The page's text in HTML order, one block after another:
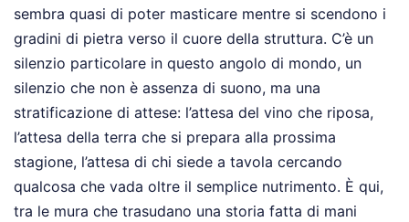
sembra quasi di poter masticare mentre si scendono i
gradini di pietra verso il cuore della struttura. C’è un
silenzio particolare in questo angolo di mondo, un
silenzio che non è assenza di suono, ma una
stratificazione di attese: l’attesa del vino che riposa,
l’attesa della terra che si prepara alla prossima
stagione, l’attesa di chi siede a tavola cercando
qualcosa che vada oltre il semplice nutrimento. È qui,
tra le mura che trasudano una storia fatta di mani